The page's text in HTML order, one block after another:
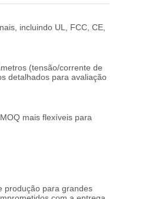
incluindo UL, FCC, CE,
(tensão/corrente de
detalhados para avaliação
mais flexíveis para
produção para grandes